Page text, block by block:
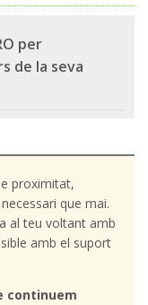
per
de la seva
proximitat,
que mai.
al teu voltant amb
amb el suport
continuem